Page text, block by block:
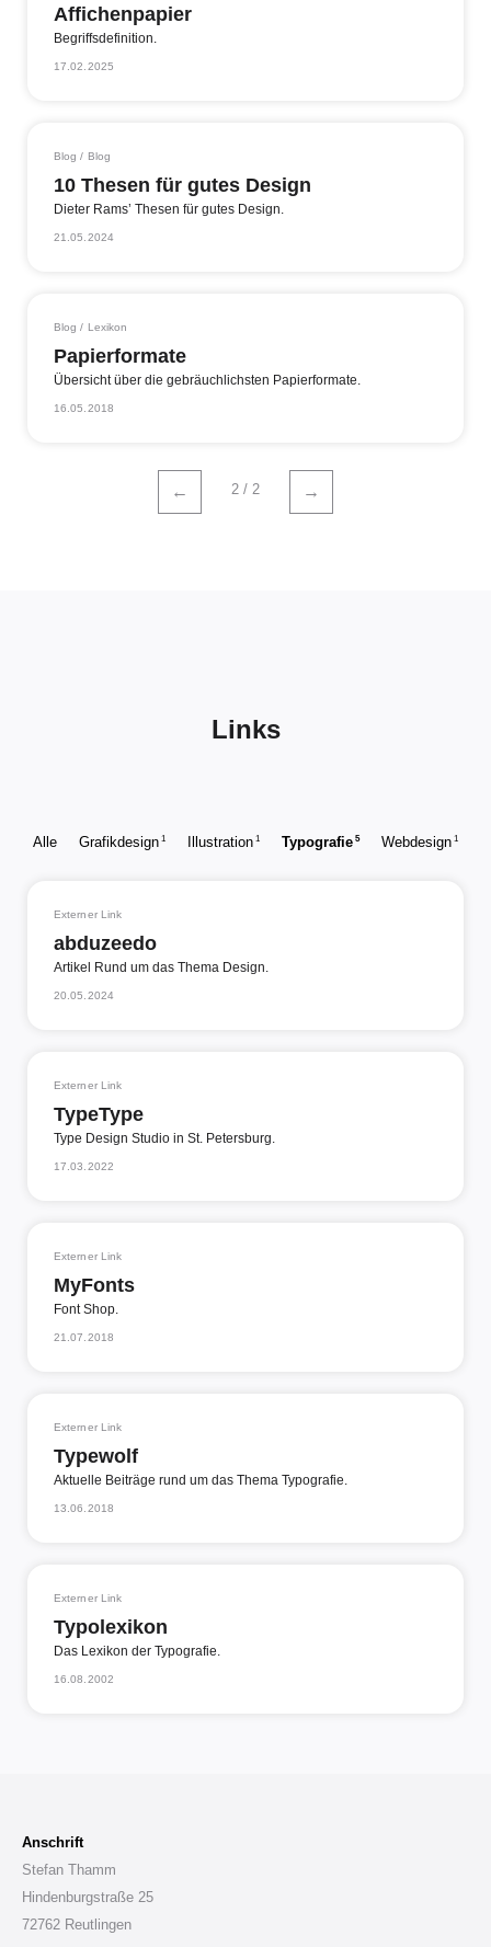
Affichenpapier
Begriffsdefinition.
17.02.2025
Blog / Blog
10 Thesen für gutes Design
Dieter Rams’ Thesen für gutes Design.
21.05.2024
Blog / Lexikon
Papierformate
Übersicht über die gebräuchlichsten Papierformate.
16.05.2018
← 2 / 2 →
Links
Alle Grafikdesign 1 Illustration 1 Typografie 5 Webdesign 1
Externer Link
abduzeedo
Artikel Rund um das Thema Design.
20.05.2024
Externer Link
TypeType
Type Design Studio in St. Petersburg.
17.03.2022
Externer Link
MyFonts
Font Shop.
21.07.2018
Externer Link
Typewolf
Aktuelle Beiträge rund um das Thema Typografie.
13.06.2018
Externer Link
Typolexikon
Das Lexikon der Typografie.
16.08.2002
Anschrift
Stefan Thamm
Hindenburgstraße 25
72762 Reutlingen